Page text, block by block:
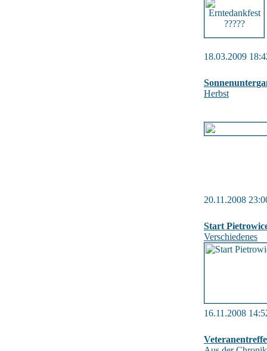
18.03.2009
Herbst
20.11.2008
Start
Verschiedenes
16.11.2008